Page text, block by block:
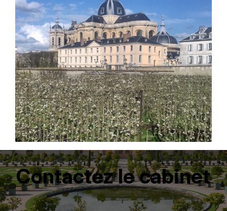
Contactez le cabinet